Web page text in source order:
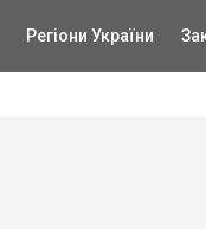
Регіони України